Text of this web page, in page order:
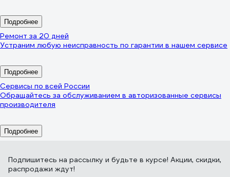
Подробнее
Ремонт за 20 дней
Устраним любую неисправность по гарантии в нашем сервисе
Подробнее
Сервисы по всей России
Обращайтесь за обслуживанием в авторизованные сервисы
производителя
Подробнее
Подпишитесь на рассылку и будьте в курсе! Акции, скидки,
распродажи ждут!